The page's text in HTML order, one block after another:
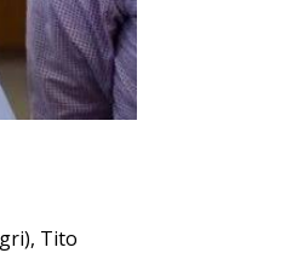
Tito